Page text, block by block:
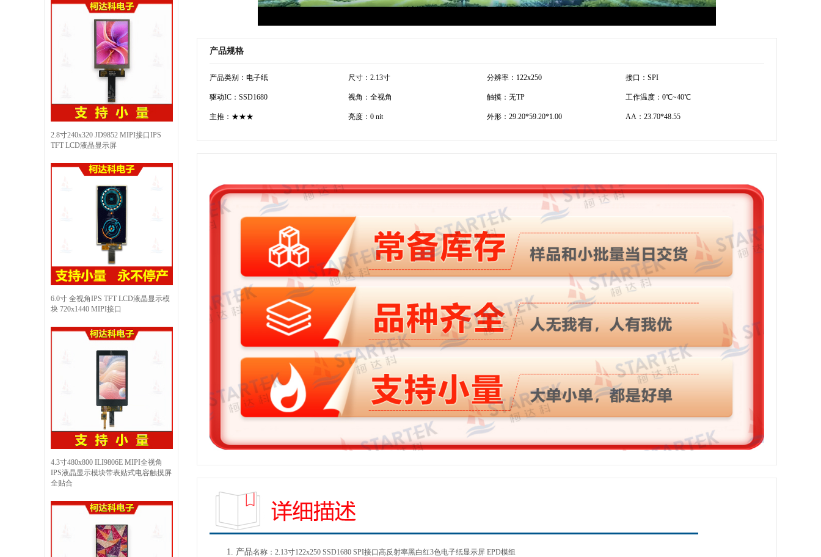
2.8寸240x320 JD9852 MIPI接口IPS
TFT LCD液晶显示屏
6.0寸 全视角IPS TFT LCD液晶显示模
块 720x1440 MIPI接口
4.3寸480x800 ILI9806E MIPI全视角
IPS液晶显示模块带表贴式电容触摸屏
全贴合
产品规格
产品类别：电子纸 尺寸：2.13寸 分辨率：122x250 接口：SPI
驱动IC：SSD1680 视角：全视角 触摸：无TP 工作温度：0℃~40℃
主推：★★★ 亮度：0 nit 外形：29.20*59.20*1.00 AA：23.70*48.55
1. 产品名称： 2.13寸122x250 SSD1680 SPI接口高反射率黑白红3色电子纸显示屏 EPD模组